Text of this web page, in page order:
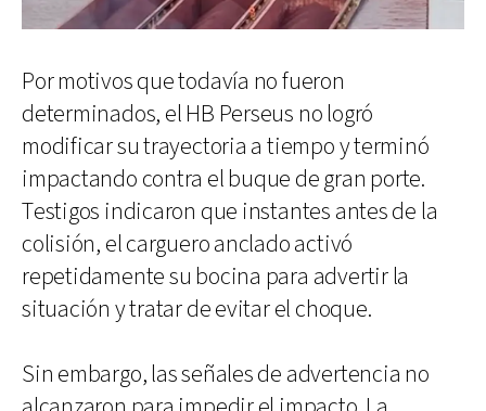
Por motivos que todavía no fueron
determinados, el HB Perseus no logró
modificar su trayectoria a tiempo y terminó
impactando contra el buque de gran porte.
Testigos indicaron que instantes antes de la
colisión, el carguero anclado activó
repetidamente su bocina para advertir la
situación y tratar de evitar el choque.
Sin embargo, las señales de advertencia no